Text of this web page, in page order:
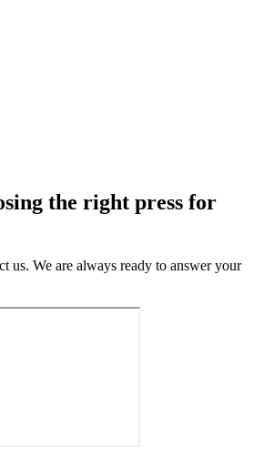
the right press for
us. We are always ready to answer your